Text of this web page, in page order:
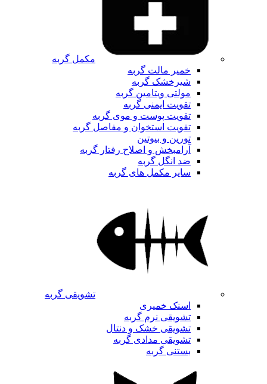
مکمل گربه
خمیر مالت گربه
شیرخشک گربه
مولتی ویتامین گربه
تقویت ایمنی گربه
تقویت پوست و موی گربه
تقویت استخوان و مفاصل گربه
تورین و بیوتین
آرامبخش و اصلاح رفتار گربه
ضد انگل گربه
سایر مکمل های گربه
تشویقی گربه
اسنک خمیری
تشویقی نرم گربه
تشویقی خشک و دنتال
تشویقی مدادی گربه
بستنی گربه